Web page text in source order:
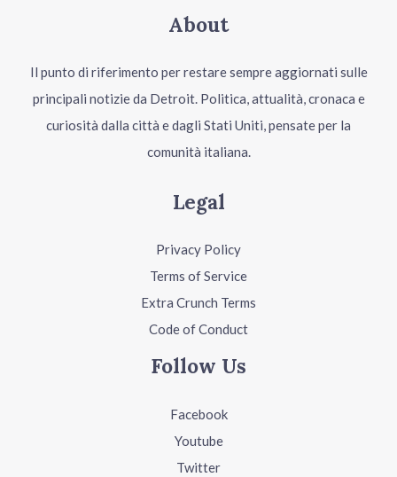
About
Il punto di riferimento per restare sempre aggiornati sulle
principali notizie da Detroit. Politica, attualità, cronaca e
curiosità dalla città e dagli Stati Uniti, pensate per la
comunità italiana.
Legal
Privacy Policy
Terms of Service
Extra Crunch Terms
Code of Conduct
Follow Us
Facebook
Youtube
Twitter